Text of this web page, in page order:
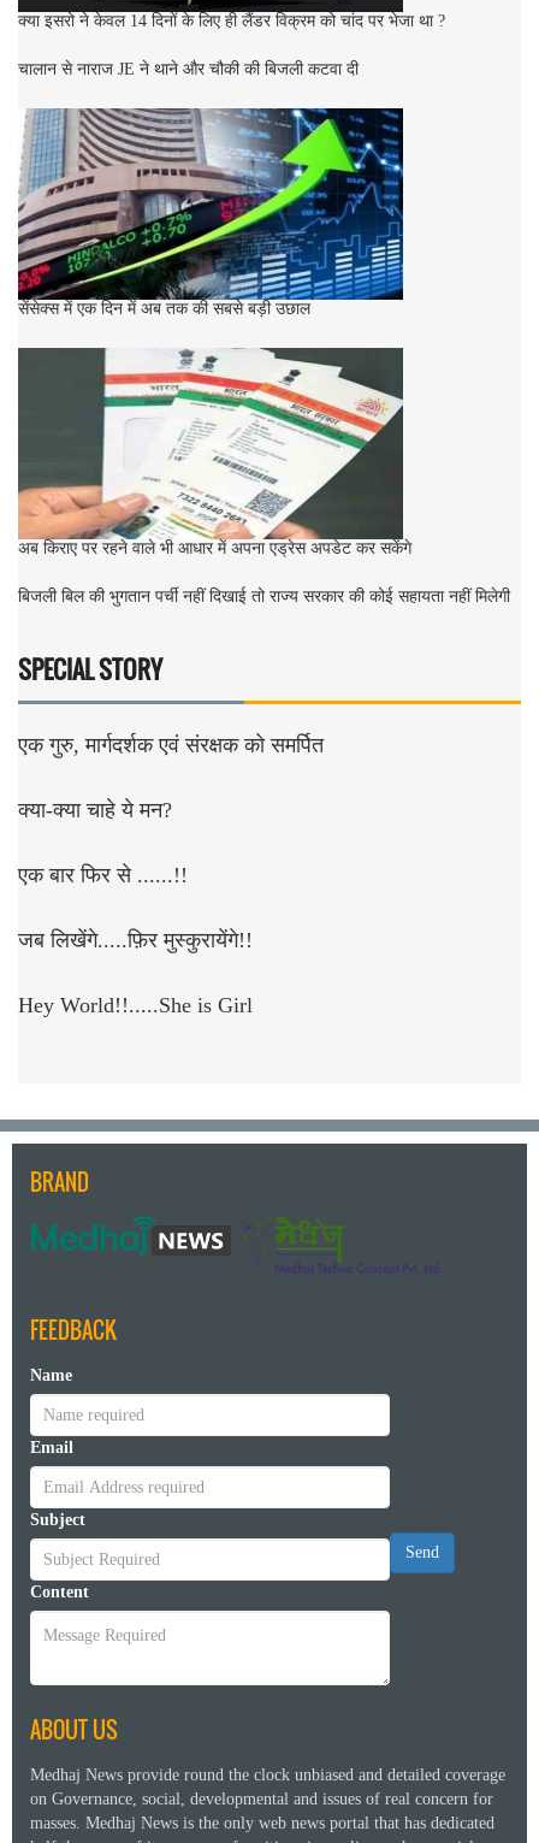
क्या इसरो ने केवल 14 दिनों के लिए ही लैंडर विक्रम को चांद पर भेजा था ?
चालान से नाराज JE ने थाने और चौकी की बिजली कटवा दी
सेंसेक्स में एक दिन में अब तक की सबसे बड़ी उछाल
अब किराए पर रहने वाले भी आधार में अपना एड्रेस अपडेट कर सकेंगे
बिजली बिल की भुगतान पर्ची नहीं दिखाई तो राज्य सरकार की कोई सहायता नहीं मिलेगी
SPECIAL STORY
एक गुरु, मार्गदर्शक एवं संरक्षक को समर्पित
क्या-क्या चाहे ये मन?
एक बार फिर से ......!!
जब लिखेंगे.....फ़िर मुस्कुरायेंगे!!
Hey World!!.....She is Girl
BRAND
FEEDBACK
Name
Email
Subject
Content
Send
ABOUT US
Medhaj News provide round the clock unbiased and detailed coverage
on Governance, social, developmental and issues of real concern for
masses. Medhaj News is the only web news portal that has dedicated